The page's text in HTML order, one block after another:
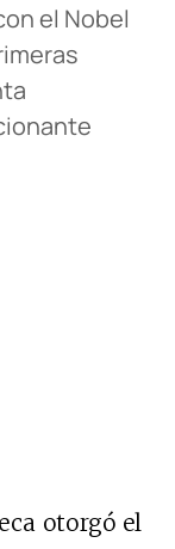
el Nobel
otorgó el